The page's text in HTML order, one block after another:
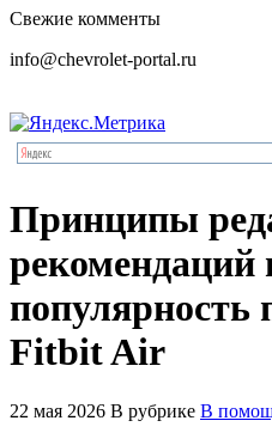
Свежие комменты
info@chevrolet-portal.ru
Принципы
рекомендаций
популярность
Fitbit Air
22 мая 2026 В рубрике В